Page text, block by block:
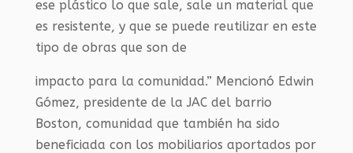
ese plástico lo que sale, sale un material que
es resistente, y que se puede reutilizar en este
tipo de obras que son de
impacto para la comunidad.” Mencionó Edwin
Gómez, presidente de la JAC del barrio
Boston, comunidad que también ha sido
beneficiada con los mobiliarios aportados por